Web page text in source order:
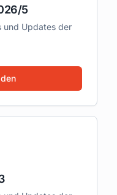
5
und Updates der